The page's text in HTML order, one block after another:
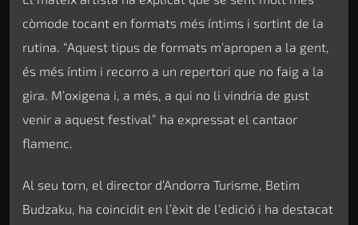
còmode tocant en formats més íntims i sortint de la
rutina. “Aquest tipus de formats m’apropen a la gent,
és més íntim i recorro a un repertori que no faig a la
gira. M’oxigena i, a més, a qui no li vindria de gust
venir a aquest festival” ha expressat el cantaor
flamenc.
Al seu torn, el director d’Andorra Turisme, Betim
Budzaku, ha coincidit en l’èxit de l’edició i ha destacat